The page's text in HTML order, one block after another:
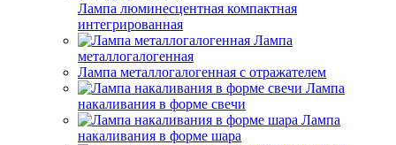
Лампа люминесцентная компактная
интегрированная
Лампа
металлогалогенная
Лампа металлогалогенная с отражателем
Лампа
накаливания в форме свечи
Лампа
накаливания в форме шара